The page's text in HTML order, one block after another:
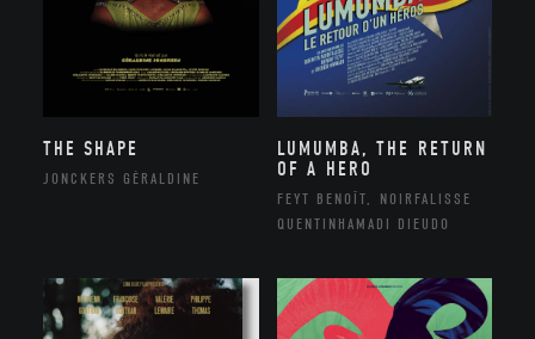
THE SHAPE
JONCKERS GÉRALDINE
LUMUMBA, THE RETURN
OF A HERO
FEYT BENOÎT, NOIRFALISSE
QUENTINHAMADI DIEUDO